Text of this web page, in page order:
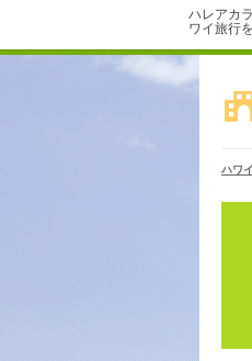
ハレアカ
ワイ旅行
ハワ